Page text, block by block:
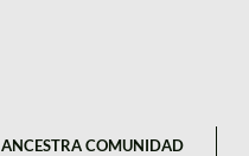
ANCESTRA COMUNIDAD